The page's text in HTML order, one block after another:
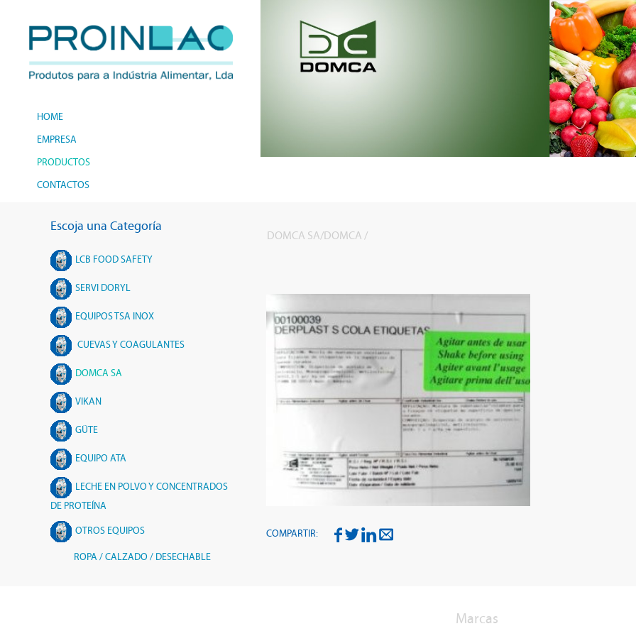
HOME
EMPRESA
PRODUCTOS
CONTACTOS
Escoja una Categoría
LCB FOOD SAFETY
SERVI DORYL
EQUIPOS TSA INOX
CUEVAS Y COAGULANTES
DOMCA SA
VIKAN
GÜTE
EQUIPO ATA
LECHE EN POLVO Y CONCENTRADOS
DE PROTEÍNA
OTROS EQUIPOS
ROPA / CALZADO / DESECHABLE
DOMCA SA/DOMCA /
COMPARTIR:
Marcas